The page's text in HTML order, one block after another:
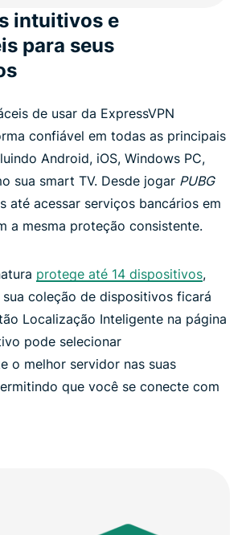
intuitivos e
para seus
de usar da ExpressVPN
confiável em todas as principais
Android, iOS, Windows PC,
sua smart TV. Desde jogar PUBG
até acessar serviços bancários em
a mesma proteção consistente.
protege até 14 dispositivos,
coleção de dispositivos ficará
Localização Inteligente na página
pode selecionar
o melhor servidor nas suas
que você se conecte com